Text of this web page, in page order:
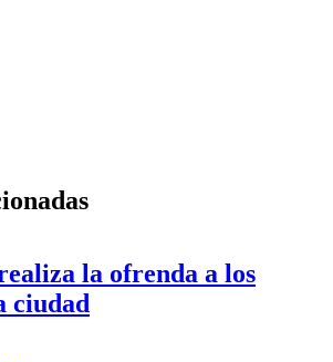
la ofrenda a los
ciudad